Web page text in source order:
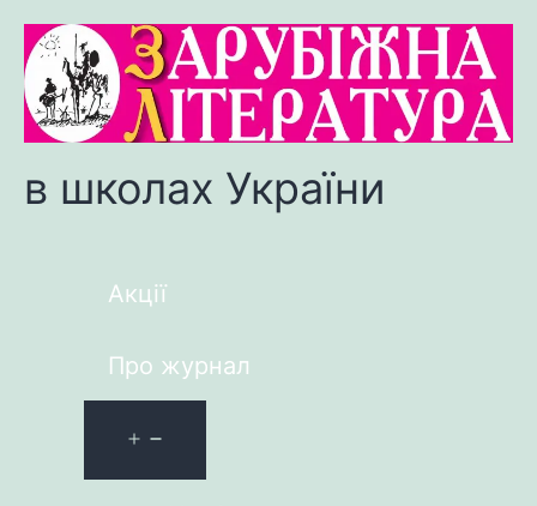
в школах України
Акції
Про журнал